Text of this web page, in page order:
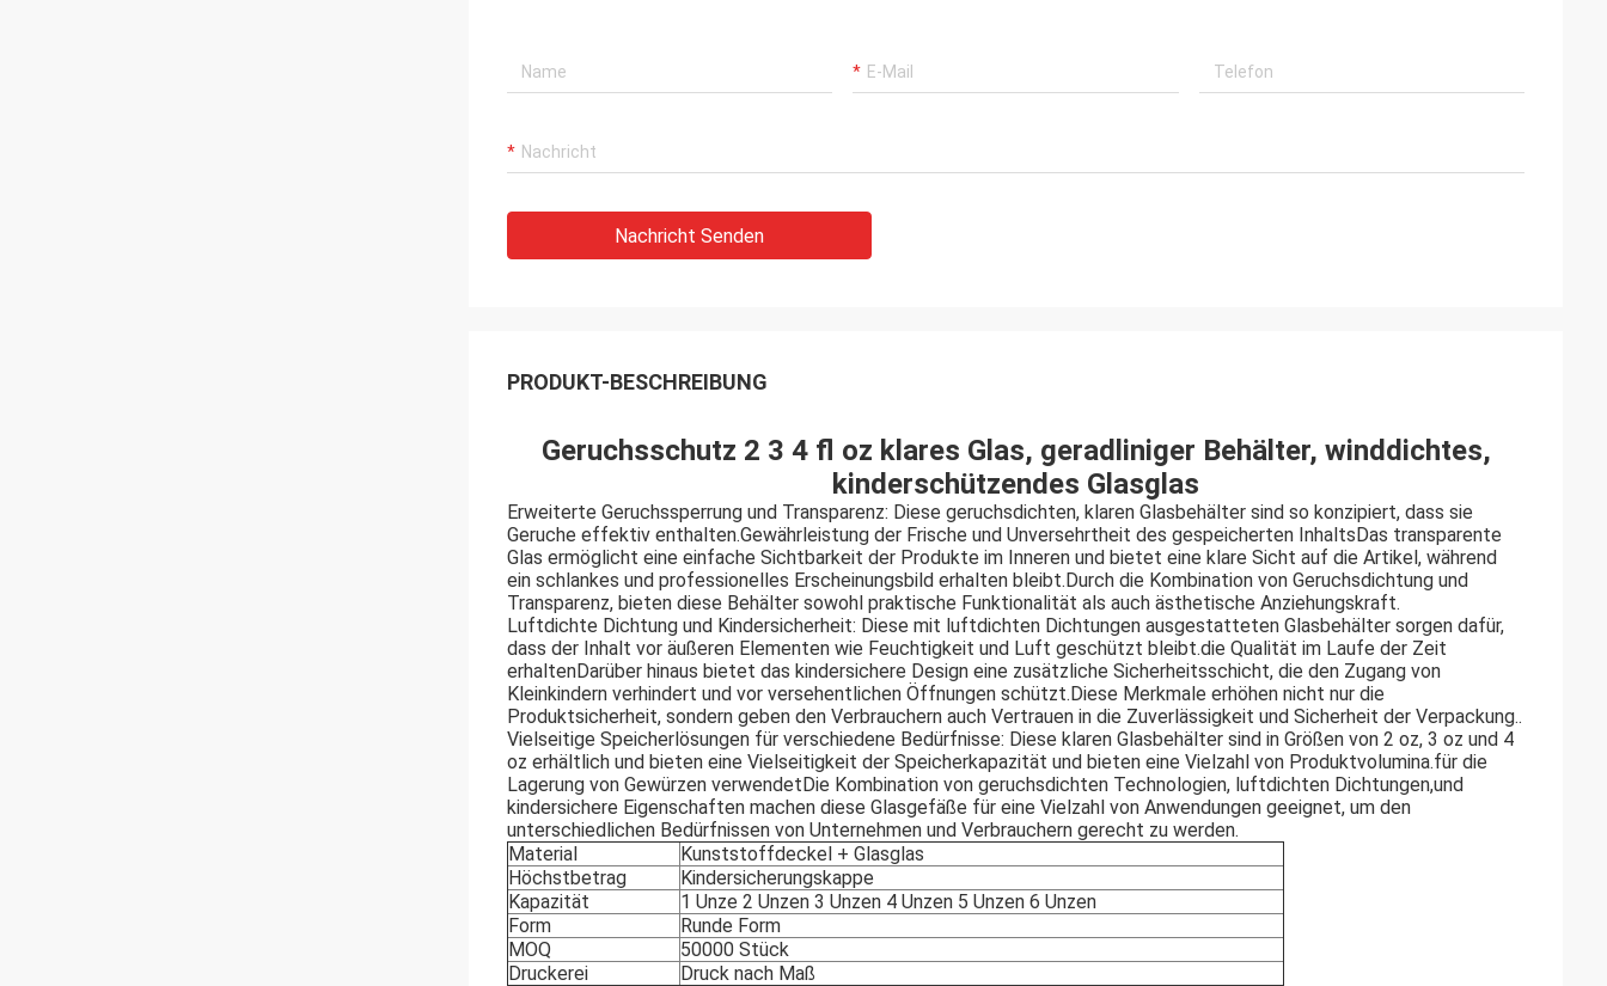
Nachricht Senden
PRODUKT-BESCHREIBUNG
Geruchsschutz 2 3 4 fl oz klares Glas, geradliniger Behälter, winddichtes,
kinderschützendes Glasglas
Erweiterte Geruchssperrung und Transparenz: Diese geruchsdichten, klaren Glasbehälter sind so konzipiert, dass sie
Geruche effektiv enthalten.Gewährleistung der Frische und Unversehrtheit des gespeicherten InhaltsDas transparente
Glas ermöglicht eine einfache Sichtbarkeit der Produkte im Inneren und bietet eine klare Sicht auf die Artikel, während
ein schlankes und professionelles Erscheinungsbild erhalten bleibt.Durch die Kombination von Geruchsdichtung und
Transparenz, bieten diese Behälter sowohl praktische Funktionalität als auch ästhetische Anziehungskraft.
Luftdichte Dichtung und Kindersicherheit: Diese mit luftdichten Dichtungen ausgestatteten Glasbehälter sorgen dafür,
dass der Inhalt vor äußeren Elementen wie Feuchtigkeit und Luft geschützt bleibt.die Qualität im Laufe der Zeit
erhaltenDarüber hinaus bietet das kindersichere Design eine zusätzliche Sicherheitsschicht, die den Zugang von
Kleinkindern verhindert und vor versehentlichen Öffnungen schützt.Diese Merkmale erhöhen nicht nur die
Produktsicherheit, sondern geben den Verbrauchern auch Vertrauen in die Zuverlässigkeit und Sicherheit der Verpackung..
Vielseitige Speicherlösungen für verschiedene Bedürfnisse: Diese klaren Glasbehälter sind in Größen von 2 oz, 3 oz und 4
oz erhältlich und bieten eine Vielseitigkeit der Speicherkapazität und bieten eine Vielzahl von Produktvolumina.für die
Lagerung von Gewürzen verwendetDie Kombination von geruchsdichten Technologien, luftdichten Dichtungen,und
kindersichere Eigenschaften machen diese Glasgefäße für eine Vielzahl von Anwendungen geeignet, um den
unterschiedlichen Bedürfnissen von Unternehmen und Verbrauchern gerecht zu werden.
Material
Kunststoffdeckel + Glasglas
Höchstbetrag
Kindersicherungskappe
Kapazität
1 Unze 2 Unzen 3 Unzen 4 Unzen 5 Unzen 6 Unzen
Form
Runde Form
MOQ
50000 Stück
Druckerei
Druck nach Maß